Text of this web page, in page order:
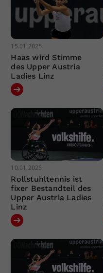
15.01.2025
Haas wird Stimme
des Upper Austria
Ladies Linz
10.01.2025
Rollstuhltennis ist
fixer Bestandteil des
Upper Austria Ladies
Linz